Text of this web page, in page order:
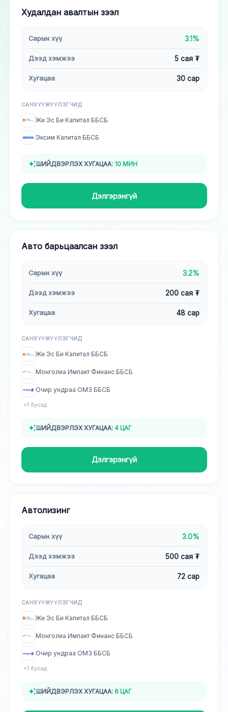
Худалдан авалтын зээл
Сарын хүү 3.1%
Дээд хэмжээ 5 сая ₮
Хугацаа 30 сар
САНХҮҮЖҮҮЛЭГЧИД
Жи Эс Би Капитал ББСБ
Эксим Капитал ББСБ
ШИЙДВЭРЛЭХ ХУГАЦАА: 10 МИН
Дэлгэрэнгүй
Авто барьцаалсан зээл
Сарын хүү 3.2%
Дээд хэмжээ 200 сая ₮
Хугацаа 48 сар
САНХҮҮЖҮҮЛЭГЧИД
Жи Эс Би Капитал ББСБ
Монголиа Импакт Финанс ББСБ
Очир ундраа ОМЗ ББСБ
+1 бусад
ШИЙДВЭРЛЭХ ХУГАЦАА: 4 ЦАГ
Дэлгэрэнгүй
Автолизинг
Сарын хүү 3.0%
Дээд хэмжээ 500 сая ₮
Хугацаа 72 сар
САНХҮҮЖҮҮЛЭГЧИД
Жи Эс Би Капитал ББСБ
Монголиа Импакт Финанс ББСБ
Очир ундраа ОМЗ ББСБ
+1 бусад
ШИЙДВЭРЛЭХ ХУГАЦАА: 6 ЦАГ